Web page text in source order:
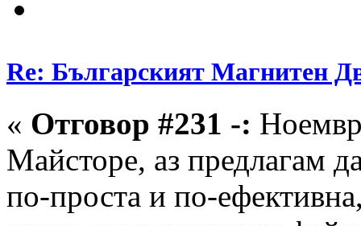
Re: Българският Магнитен
« Отговор #231 -:
Майсторе, аз предлагам
по-проста и по-